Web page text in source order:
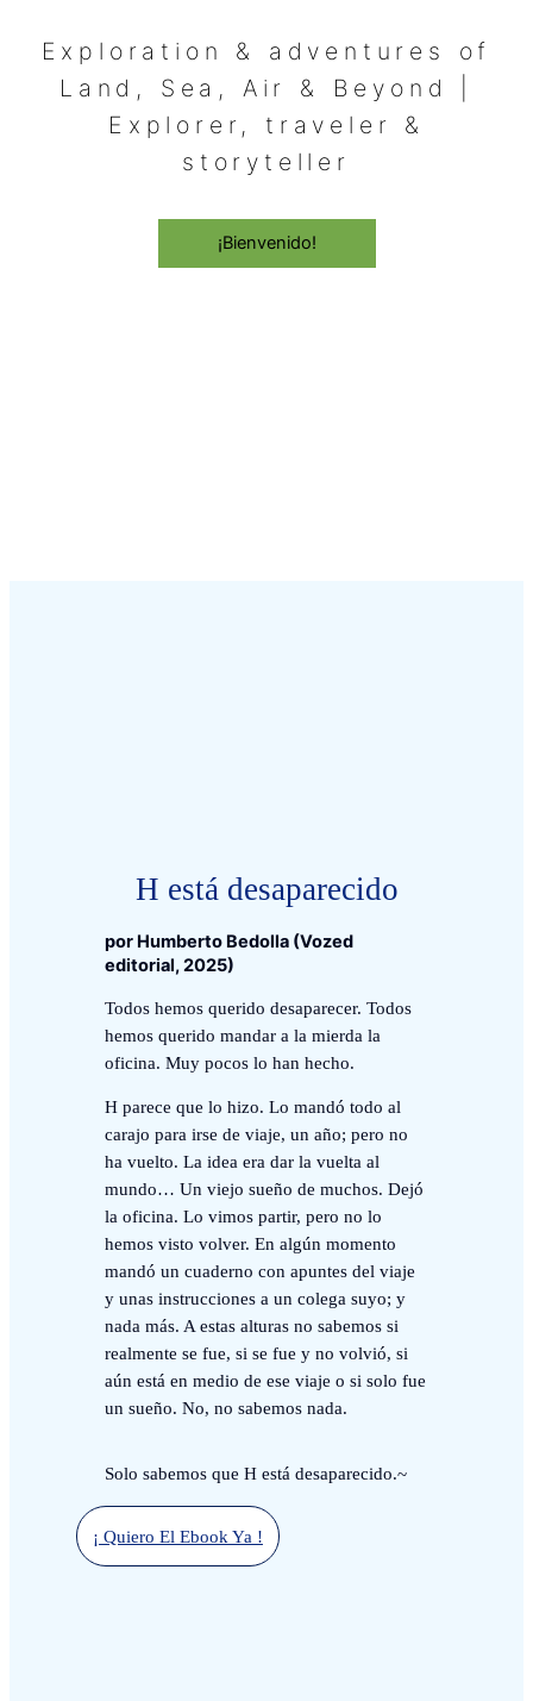
Exploration & adventures of
Land, Sea, Air & Beyond |
Explorer, traveler &
storyteller
¡Bienvenido!
H está desaparecido
por Humberto Bedolla (Vozed
editorial, 2025)
Todos hemos querido desaparecer. Todos
hemos querido mandar a la mierda la
oficina. Muy pocos lo han hecho.
H parece que lo hizo. Lo mandó todo al
carajo para irse de viaje, un año; pero no
ha vuelto. La idea era dar la vuelta al
mundo… Un viejo sueño de muchos. Dejó
la oficina. Lo vimos partir, pero no lo
hemos visto volver. En algún momento
mandó un cuaderno con apuntes del viaje
y unas instrucciones a un colega suyo; y
nada más. A estas alturas no sabemos si
realmente se fue, si se fue y no volvió, si
aún está en medio de ese viaje o si solo fue
un sueño. No, no sabemos nada.
Solo sabemos que H está desaparecido.~
¡ Quiero El Ebook Ya !